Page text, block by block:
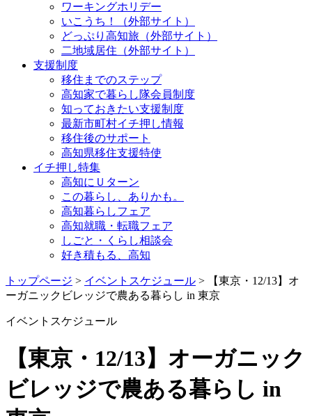
ワーキングホリデー
いこうち！（外部サイト）
どっぷり高知旅（外部サイト）
二地域居住（外部サイト）
支援制度
移住までのステップ
高知家で暮らし隊会員制度
知っておきたい支援制度
最新市町村イチ押し情報
移住後のサポート
高知県移住支援特使
イチ押し特集
高知にＵターン
この暮らし、ありかも。
高知暮らしフェア
高知就職・転職フェア
しごと・くらし相談会
好き積もる、高知
トップページ > イベントスケジュール > 【東京・12/13】オ
ーガニックビレッジで農ある暮らし in 東京
イベントスケジュール
【東京・12/13】オーガニック
ビレッジで農ある暮らし in